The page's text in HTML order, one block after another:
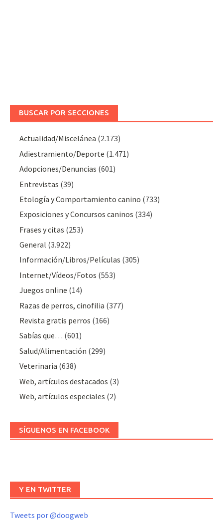
BUSCAR POR SECCIONES
Actualidad/Miscelánea (2.173)
Adiestramiento/Deporte (1.471)
Adopciones/Denuncias (601)
Entrevistas (39)
Etología y Comportamiento canino (733)
Exposiciones y Concursos caninos (334)
Frases y citas (253)
General (3.922)
Información/Libros/Películas (305)
Internet/Vídeos/Fotos (553)
Juegos online (14)
Razas de perros, cinofilia (377)
Revista gratis perros (166)
Sabías que… (601)
Salud/Alimentación (299)
Veterinaria (638)
Web, artículos destacados (3)
Web, artículos especiales (2)
SÍGUENOS EN FACEBOOK
Y EN TWITTER
Tweets por @doogweb